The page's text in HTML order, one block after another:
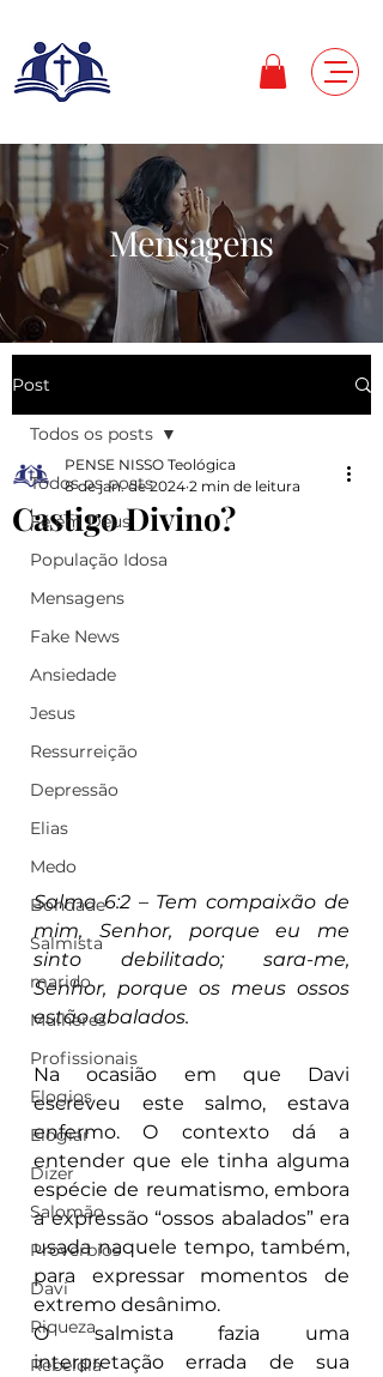
Mensagens
Post
Todos os posts
Fé em Deus
População Idosa
Mensagens
Fake News
Ansiedade
Jesus
Ressurreição
Depressão
Elias
Medo
Bondade
Salmista
marido
Mulheres
Profissionais
Elogios
Elogiar
Dizer
Salomão
Proverbios
Davi
Riqueza
Rebeldia
Todos os posts
Castigo Divino?
PENSE NISSO Teológica
8 de jan. de 2024 2 min de leitura
Salmo 6:2 – Tem compaixão de
mim, Senhor, porque eu me
sinto debilitado; sara-me,
Senhor, porque os meus ossos
estão abalados.
Na ocasião em que Davi
escreveu este salmo, estava
enfermo. O contexto dá a
entender que ele tinha alguma
espécie de reumatismo, embora
a expressão “ossos abalados” era
usada naquele tempo, também,
para expressar momentos de
extremo desânimo.
O salmista fazia uma
interpretação errada de sua